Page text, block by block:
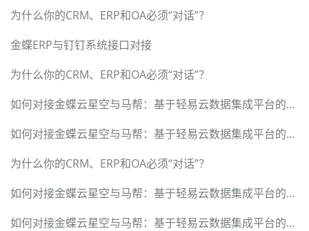
为什么你的CRM、ERP和OA必须“对话”？
金蝶ERP与钉钉系统接口对接
为什么你的CRM、ERP和OA必须“对话”？
如何对接金蝶云星空与马帮：基于轻易云数据集成平台的完整方案
如何对接金蝶云星空与马帮：基于轻易云数据集成平台的完整方案
为什么你的CRM、ERP和OA必须“对话”？
如何对接金蝶云星空与马帮：基于轻易云数据集成平台的完整方案
如何对接金蝶云星空与马帮：基于轻易云数据集成平台的完整方案